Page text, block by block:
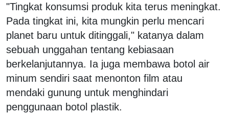
"Tingkat konsumsi produk kita terus meningkat.
Pada tingkat ini, kita mungkin perlu mencari
planet baru untuk ditinggali," katanya dalam
sebuah unggahan tentang kebiasaan
berkelanjutannya. Ia juga membawa botol air
minum sendiri saat menonton film atau
mendaki gunung untuk menghindari
penggunaan botol plastik.